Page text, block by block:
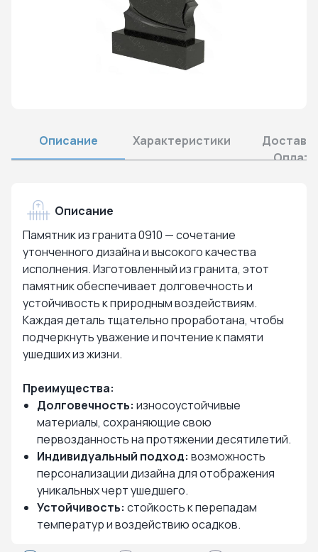
Описание Характеристики
Оплата
Описание
Памятник из гранита 0910 — сочетание
утонченного дизайна и высокого качества
исполнения. Изготовленный из гранита, этот
памятник обеспечивает долговечность и
устойчивость к природным воздействиям.
Каждая деталь тщательно проработана, чтобы
подчеркнуть уважение и почтение к памяти
ушедших из жизни.
Преимущества:
Долговечность: износоустойчивые
материалы, сохраняющие свою
первозданность на протяжении десятилетий.
Индивидуальный подход: возможность
персонализации дизайна для отображения
уникальных черт ушедшего.
Устойчивость: стойкость к перепадам
температур и воздействию осадков.